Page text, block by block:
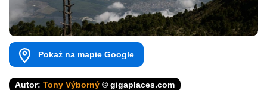
Pokaż na mapie Google
Autor: Tony Výborný © gigaplaces.com